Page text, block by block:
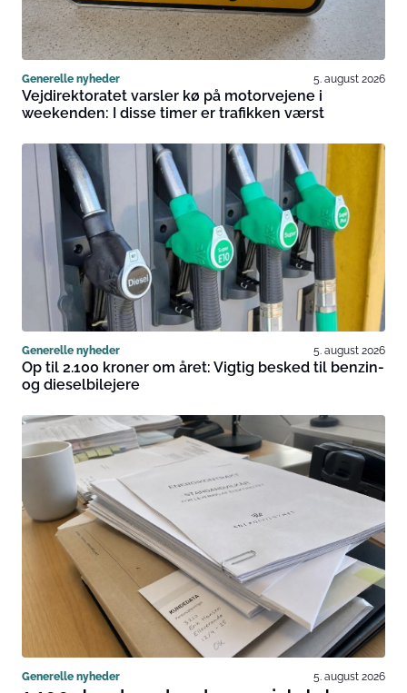
Generelle nyheder 5. august 2026
Vejdirektoratet varsler kø på motorvejene i
weekenden: I disse timer er trafikken værst
Generelle nyheder 5. august 2026
Op til 2.100 kroner om året: Vigtig besked til benzin-
og dieselbilejere
Generelle nyheder 5. august 2026